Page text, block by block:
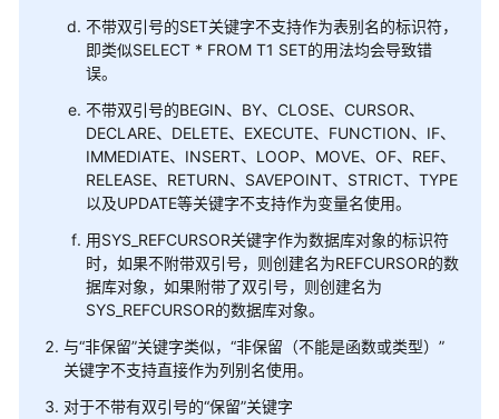
南
开
不带双引号的SET关键字不支持作为表别名的标识符，
即类似SELECT * FROM T1 SET的用法均会导致错
误。
不带双引号的BEGIN、BY、CLOSE、CURSOR、
DECLARE、DELETE、EXECUTE、FUNCTION、IF、
IMMEDIATE、INSERT、LOOP、MOVE、OF、REF、
RELEASE、RETURN、SAVEPOINT、STRICT、TYPE
以及UPDATE等关键字不支持作为变量名使用。
用SYS_REFCURSOR关键字作为数据库对象的标识符
时，如果不附带双引号，则创建名为REFCURSOR的数
据库对象，如果附带了双引号，则创建名为
SYS_REFCURSOR的数据库对象。
与“非保留”关键字类似，“非保留（不能是函数或类型）”
关键字不支持直接作为列别名使用。
对于不带有双引号的“保留”关键字